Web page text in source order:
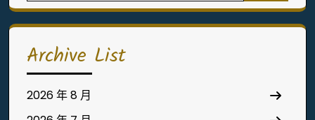
for:
Archive List
2026 年 8 月